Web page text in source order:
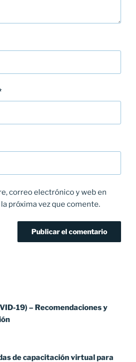
correo electrónico y web en
próxima vez que comente.
19) – Recomendaciones y
de capacitación virtual para